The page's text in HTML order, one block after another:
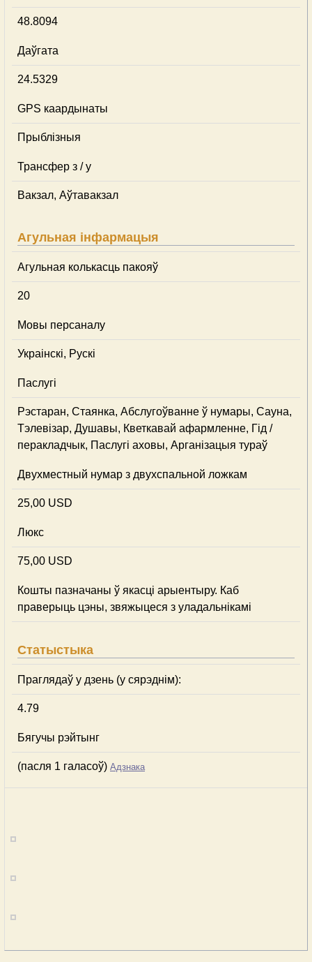
48.8094
Даўгата
24.5329
GPS каардынаты
Прыблізныя
Трансфер з / у
Вакзал, Аўтавакзал
Агульная інфармацыя
Агульная колькасць пакояў
20
Мовы персаналу
Украінскі, Рускі
Паслугі
Рэстаран, Стаянка, Абслугоўванне ў нумары, Сауна,
Тэлевізар, Душавы, Кветкавай афармленне, Гід /
перакладчык, Паслугі аховы, Арганізацыя тураў
Двухместный нумар з двухспальной ложкам
25,00 USD
Люкс
75,00 USD
Кошты пазначаны ў якасці арыентыру. Каб
праверыць цэны, звяжыцеся з уладальнікамі
Статыстыка
Праглядаў у дзень (у сярэднім):
4.79
Бягучы рэйтынг
(пасля 1 галасоў) Адзнака